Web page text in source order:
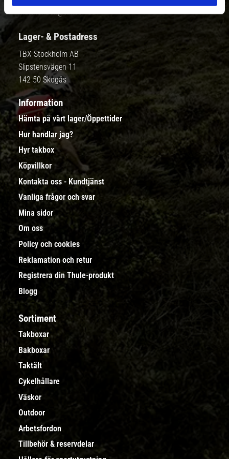
Lager- & Postadress
TBX Stockholm AB
Slipstensvägen 11
142 50 Skogås
Information
Hämta på vårt lager/Öppettider
Hur handlar jag?
Hyr takbox
Köpvillkor
Kontakta oss - Kundtjänst
Vanliga frågor och svar
Mina sidor
Om oss
Policy och cookies
Reklamation och retur
Registrera din Thule-produkt
Blogg
Sortiment
Takboxar
Bakboxar
Taktält
Cykelhållare
Väskor
Outdoor
Arbetsfordon
Tillbehör & reservdelar